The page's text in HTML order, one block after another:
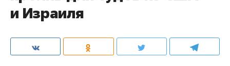
и Израиля